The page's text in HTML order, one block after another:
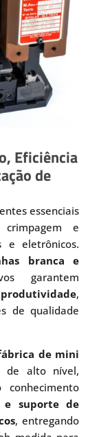
Eficiência
de
essenciais
e
e eletrônicos.
branca e
garantem
,
de qualidade
de mini
de alto nível,
e suporte de
, entregando